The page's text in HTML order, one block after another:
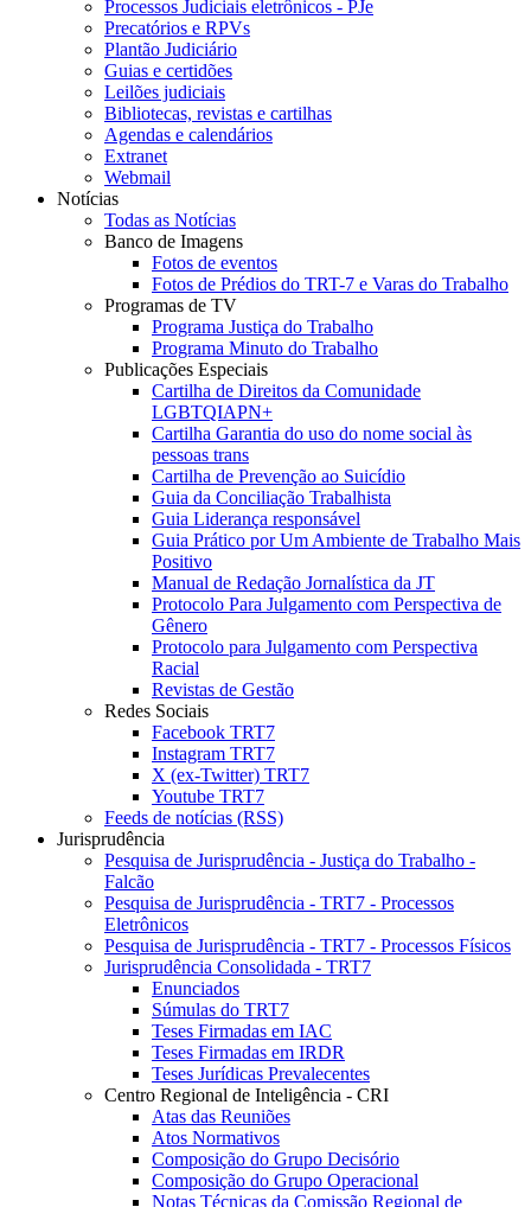
Processos Judiciais eletrônicos - PJe
Precatórios e RPVs
Plantão Judiciário
Guias e certidões
Leilões judiciais
Bibliotecas, revistas e cartilhas
Agendas e calendários
Extranet
Webmail
Notícias
Todas as Notícias
Banco de Imagens
Fotos de eventos
Fotos de Prédios do TRT-7 e Varas do Trabalho
Programas de TV
Programa Justiça do Trabalho
Programa Minuto do Trabalho
Publicações Especiais
Cartilha de Direitos da Comunidade
LGBTQIAPN+
Cartilha Garantia do uso do nome social às
pessoas trans
Cartilha de Prevenção ao Suicídio
Guia da Conciliação Trabalhista
Guia Liderança responsável
Guia Prático por Um Ambiente de Trabalho Mais
Positivo
Manual de Redação Jornalística da JT
Protocolo Para Julgamento com Perspectiva de
Gênero
Protocolo para Julgamento com Perspectiva
Racial
Revistas de Gestão
Redes Sociais
Facebook TRT7
Instagram TRT7
X (ex-Twitter) TRT7
Youtube TRT7
Feeds de notícias (RSS)
Jurisprudência
Pesquisa de Jurisprudência - Justiça do Trabalho -
Falcão
Pesquisa de Jurisprudência - TRT7 - Processos
Eletrônicos
Pesquisa de Jurisprudência - TRT7 - Processos Físicos
Jurisprudência Consolidada - TRT7
Enunciados
Súmulas do TRT7
Teses Firmadas em IAC
Teses Firmadas em IRDR
Teses Jurídicas Prevalecentes
Centro Regional de Inteligência - CRI
Atas das Reuniões
Atos Normativos
Composição do Grupo Decisório
Composição do Grupo Operacional
Notas Técnicas da Comissão Regional de